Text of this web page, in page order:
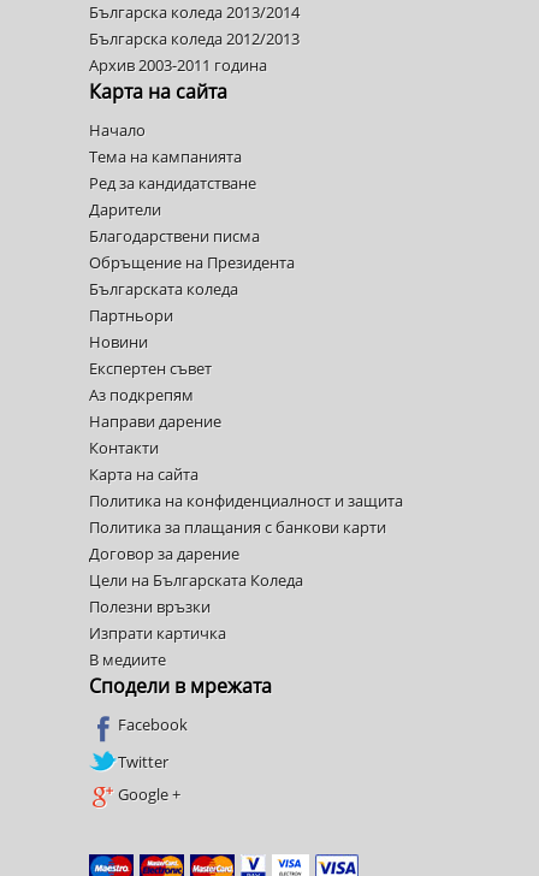
Българска коледа 2013/2014
Българска коледа 2012/2013
Архив 2003-2011 година
Карта на сайта
Начало
Тема на кампанията
Ред за кандидатстване
Дарители
Благодарствени писма
Обръщение на Президента
Българската коледа
Партньори
Новини
Експертен съвет
Аз подкрепям
Направи дарение
Контакти
Карта на сайта
Политика на конфиденциалност и защита
Политика за плащания с банкови карти
Договор за дарение
Цели на Българската Коледа
Полезни връзки
Изпрати картичка
В медиите
Сподели в мрежата
Facebook
Twitter
Google +